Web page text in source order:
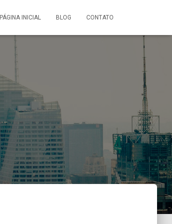
PÁGINA INICIAL BLOG CONTATO